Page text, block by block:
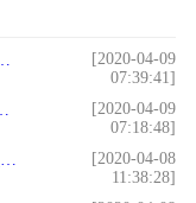
[2020-04-09
07:39:41]
[2020-04-09
07:18:48]
[2020-04-08
11:38:28]